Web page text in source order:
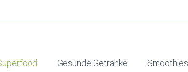
Gesunde Getränke Smoothies